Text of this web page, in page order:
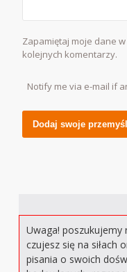
Zapamiętaj moje dane
kolejnych komentarzy.
Notify me via e-mail if
Uwaga! poszukujemy
czujesz się na siłach
pisania o swoich